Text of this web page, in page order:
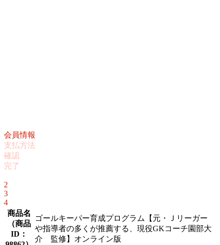
会員情報
支払方法
確認
完了
2
3
4
商品名
（商品
ID：
ゴールキーパー育成プログラム【元・Ｊリーガー
や指導者の多くが推薦する、現役GKコーチ園部大
介 監修】オンライン版